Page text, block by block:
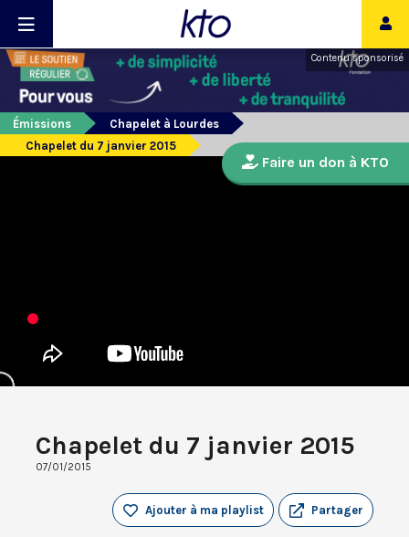
Contenu sponsorisé
Émissions
Chapelet à Lourdes
Chapelet du 7 janvier 2015
Chapelet du 7 janvier 2015
07/01/2015
Partager
Ajouter à ma playlist
Faire un don à KTO